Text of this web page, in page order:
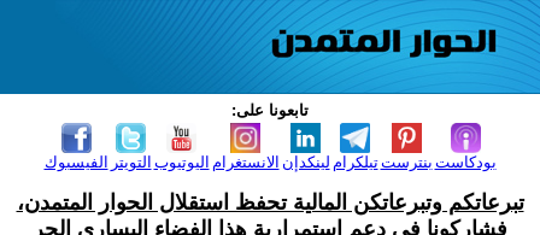
تابعونا على:
الفيسبوك التويتر اليوتيوب الانستغرام لينكدإن تيلكرامبنترست بودكاست
تبرعاتكم وتبرعاتكن المالية تحفظ استقلال الحوار المتمدن،
فشاركونا في دعم استمرارية هذا الفضاء اليساري الحر